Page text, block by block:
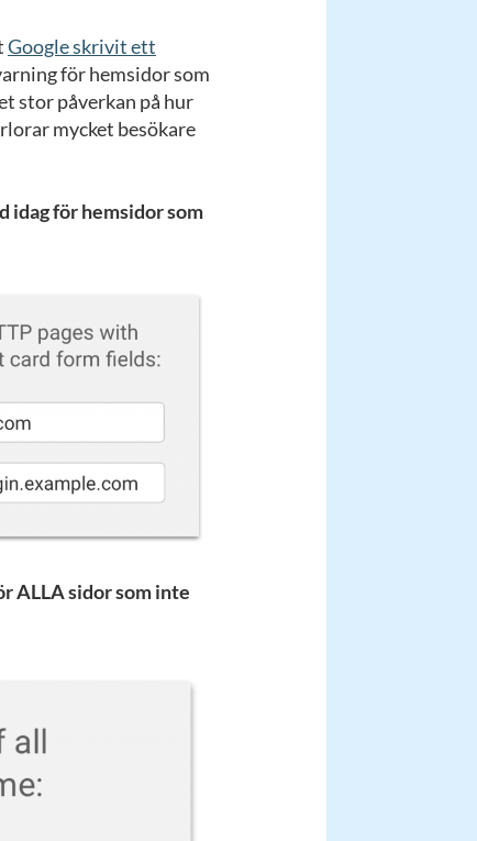
Google skrivit ett
för hemsidor som
stor påverkan på hur
mycket besökare
idag för hemsidor som
ALLA sidor som inte